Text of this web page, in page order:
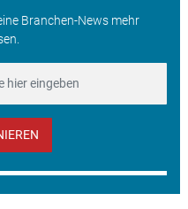
Branchen-News mehr